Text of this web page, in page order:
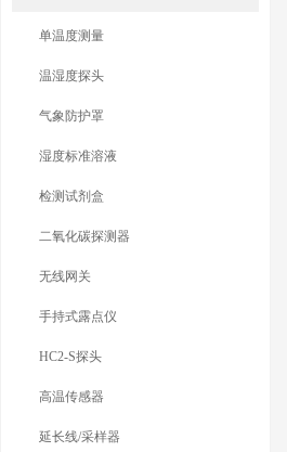
单温度测量
温湿度探头
气象防护罩
湿度标准溶液
检测试剂盒
二氧化碳探测器
无线网关
手持式露点仪
HC2-S探头
高温传感器
延长线/采样器